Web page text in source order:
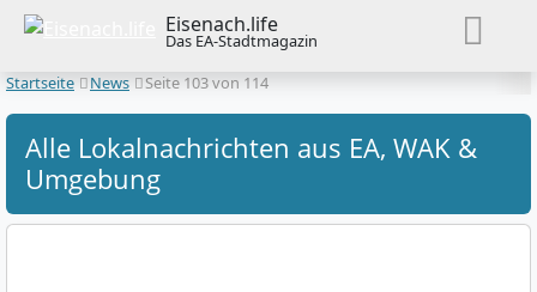
Eisenach.life
Das EA-Stadtmagazin
Startseite
News Seite 103 von 114
Alle Lokalnachrichten aus EA, WAK &
Umgebung